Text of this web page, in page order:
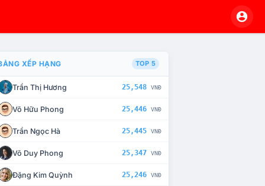
CHẾ TÀI XỬ LÝ VI PHẠM
XẾP HẠNG TOP 5
Trần Thị Hương 25,548 VNĐ
Võ Hữu Phong 25,446 VNĐ
Trần Ngọc Hà 25,445 VNĐ
Võ Duy Phong 25,347 VNĐ
Đặng Kim Quỳnh 25,246 VNĐ